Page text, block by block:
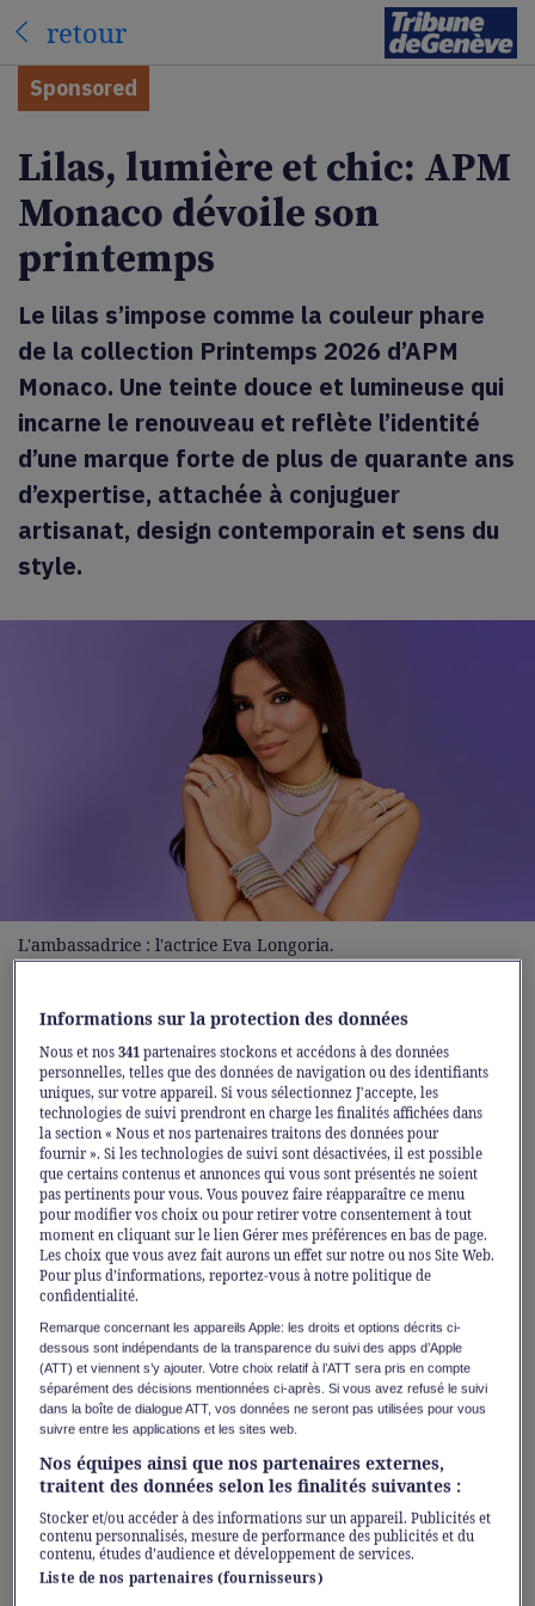
retour
Sponsored
Lilas, lumière et chic: APM
Monaco dévoile son
printemps
Le lilas s’impose comme la couleur phare
de la collection Printemps 2026 d’APM
Monaco. Une teinte douce et lumineuse qui
incarne le renouveau et reflète l’identité
d’une marque forte de plus de quarante ans
d’expertise, attachée à conjuguer
artisanat, design contemporain et sens du
style.
L'ambassadrice : l'actrice Eva Longoria.
Depuis plus de quatre décennies,APM
Monacoimagine des collections en prise
directe avec leur époque. Saison après saison,
la maison explore des univers solaires et
graphiques, inspirés par la lumière de la
Riviera et l’élégance de la Côte d’Azur. Pour le
Printemps 2026, cette dynamique créative se
décline autour du lilas, fil conducteur d’une
collection lumineuse, fidèle à l’ADN de la
marque tout en lui apportant une sensibilité
nouvelle.
Le lilas, expression du printemps
selon APM Monaco
La collection se déploie autour d’une palette
délicate dominée par le lilas, évoquant une
lumière subtile et raffinée. Les bijoux mettent
Informations sur la protection des données
Nous et nos341 partenaires stockons et accédons à des données
personnelles, telles que des données de navigation ou des identifiants
uniques, sur votre appareil. Si vous sélectionnez J'accepte, les
technologies de suivi prendront en charge les finalités affichées dans
la section « Nous et nos partenaires traitons des données pour
fournir ». Si les technologies de suivi sont désactivées, il est possible
que certains contenus et annonces qui vous sont présentés ne soient
pas pertinents pour vous. Vous pouvez faire réapparaître ce menu
pour modifier vos choix ou pour retirer votre consentement à tout
moment en cliquant sur le lien Gérer mes préférences en bas de page.
Les choix que vous avez fait aurons un effet sur notre ou nos Site Web.
Pour plus d’informations, reportez-vous à notre politique de
confidentialité.
Remarque concernant les appareils Apple: les droits et options décrits ci-
dessous sont indépendants de la transparence du suivi des apps d’Apple
(ATT) et viennent s’y ajouter. Votre choix relatif à l’ATT sera pris en compte
séparément des décisions mentionnées ci-après. Si vous avez refusé le suivi
dans la boîte de dialogue ATT, vos données ne seront pas utilisées pour vous
suivre entre les applications et les sites web.
Nos équipes ainsi que nos partenaires externes,
traitent des données selon les finalités suivantes :
Stocker et/ou accéder à des informations sur un appareil. Publicités et
contenu personnalisés, mesure de performance des publicités et du
contenu, études d’audience et développement de services.
Liste de nos partenaires (fournisseurs)